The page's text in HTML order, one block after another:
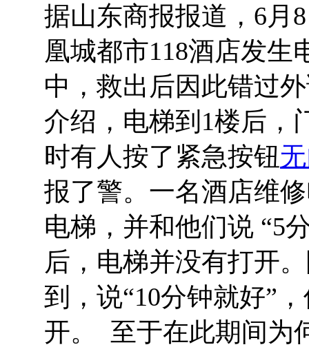
据山东商报报道，6月
凰城都市118酒店发生
中，救出后因此错过
介绍，电梯到1楼后，
时有人按了紧急按钮
报了警。一名酒店维
电梯，并和他们说 “5
后，电梯并没有打开
到，说“10分钟就好”
开。 至于在此期间为